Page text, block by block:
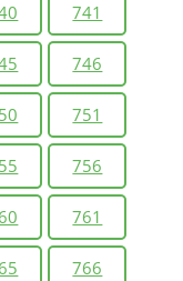
741
746
751
756
761
766